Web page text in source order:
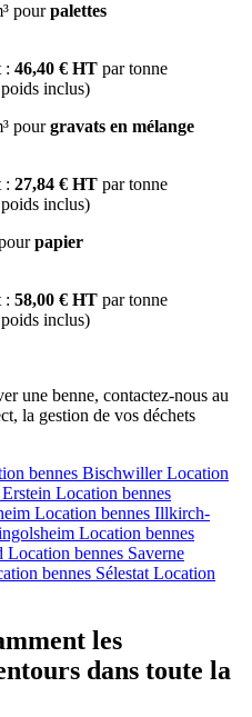
pourpalettes
: 46,40 € HT par tonne
inclus)
pourgravats en mélange
: 27,84 € HT par tonne
inclus)
papier
: 58,00 € HT par tonne
inclus)
une benne, contactez-nous au
la gestion de vos déchets
bennes Bischwiller Location
Erstein Location bennes
Location bennes Illkirch-
Location bennes
Location bennes Saverne
bennes Sélestat Location
les
dans toute la